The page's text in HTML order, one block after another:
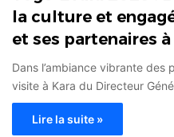
la culture et
et ses partenaires à
Dans l’ambiance vibrante des
visite à Kara du Directeur
Lire la suite »